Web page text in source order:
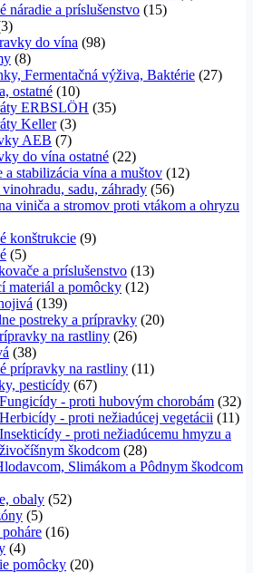
náradie a príslušenstvo (15)
do vína (98)
(8)
Fermentačná výživa, Baktérie (27)
ostatné (10)
ERBSLÖH (35)
Keller (3)
AEB (7)
do vína ostatné (22)
a stabilizácia vína a muštov (12)
sadu, záhrady (56)
viniča a stromov proti vtákom a ohryzu
konštrukcie (9)
(5)
a príslušenstvo (13)
materiál a pomôcky (12)
(139)
postreky a prípravky (20)
na rastliny (26)
(38)
prípravky na rastliny (11)
pesticídy (67)
Fungicídy - proti hubovým chorobám (32)
Herbicídy - proti nežiadúcej vegetácii (11)
Insekticídy - proti nežiadúcemu hmyzu a
živočíšnym škodcom (28)
Slimákom a Pôdnym škodcom
obaly (52)
(5)
(16)
(4)
pomôcky (20)